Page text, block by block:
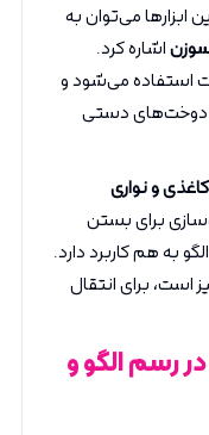
می‌توان به
اشاره کرد.
استفاده می‌شود و
دوخت‌های دستی
و نواری
برای بستن
هم کاربرد دارد.
است، برای انتقال
رسم الگو و